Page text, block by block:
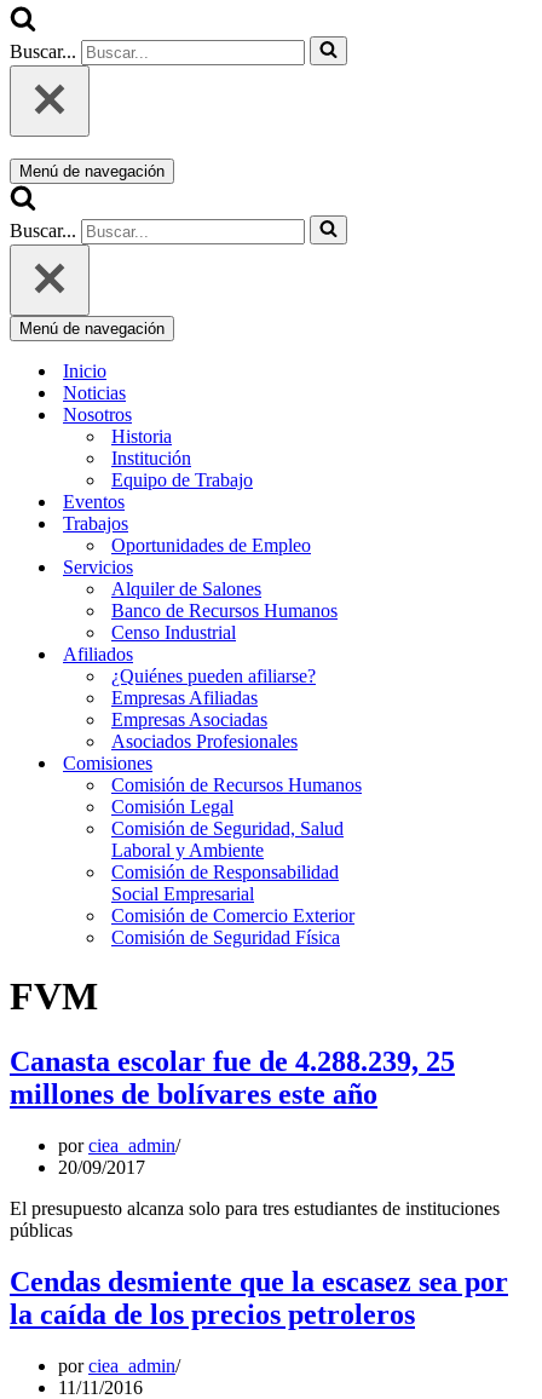
Buscar...
Menú de navegación
Buscar...
Menú de navegación
Inicio
Noticias
Nosotros
Historia
Institución
Equipo de Trabajo
Eventos
Trabajos
Oportunidades de Empleo
Servicios
Alquiler de Salones
Banco de Recursos Humanos
Censo Industrial
Afiliados
¿Quiénes pueden afiliarse?
Empresas Afiliadas
Empresas Asociadas
Asociados Profesionales
Comisiones
Comisión de Recursos Humanos
Comisión Legal
Comisión de Seguridad, Salud
Laboral y Ambiente
Comisión de Responsabilidad
Social Empresarial
Comisión de Comercio Exterior
Comisión de Seguridad Física
FVM
Canasta escolar fue de 4.288.239, 25
millones de bolívares este año
porciea_admin
20/09/2017
El presupuesto alcanza solo para tres estudiantes de instituciones
públicas
Cendas desmiente que la escasez sea por
la caída de los precios petroleros
porciea_admin
11/11/2016